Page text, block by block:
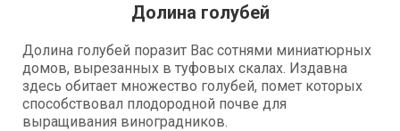
Долина голубей
Долина голубей поразит Вас сотнями миниатюрных
домов, вырезанных в туфовых скалах. Издавна
здесь обитает множество голубей, помет которых
способствовал плодородной почве для
выращивания виноградников.